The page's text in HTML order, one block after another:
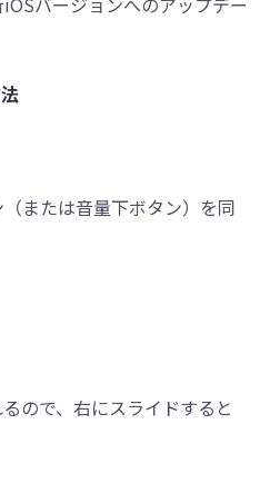
または音量下ボタン）を同
ので、右にスライドすると